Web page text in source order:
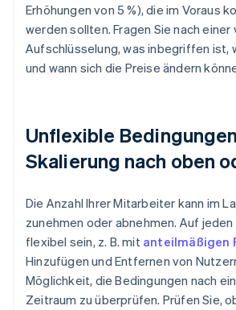
Erhöhungen von 5 %), die im Voraus
werden sollten. Fragen Sie nach
Aufschlüsselung, was inbegriffen ist,
und wann sich die Preise ändern
Unflexible
Skalierung nach oben
Die Anzahl Ihrer Mitarbeiter kann im
zunehmen oder abnehmen. Auf jeden
flexibel sein, z. B. mit anteilmäßigen
Hinzufügen und Entfernen von
Möglichkeit, die Bedingungen nach
Zeitraum zu überprüfen. Prüfen Sie,